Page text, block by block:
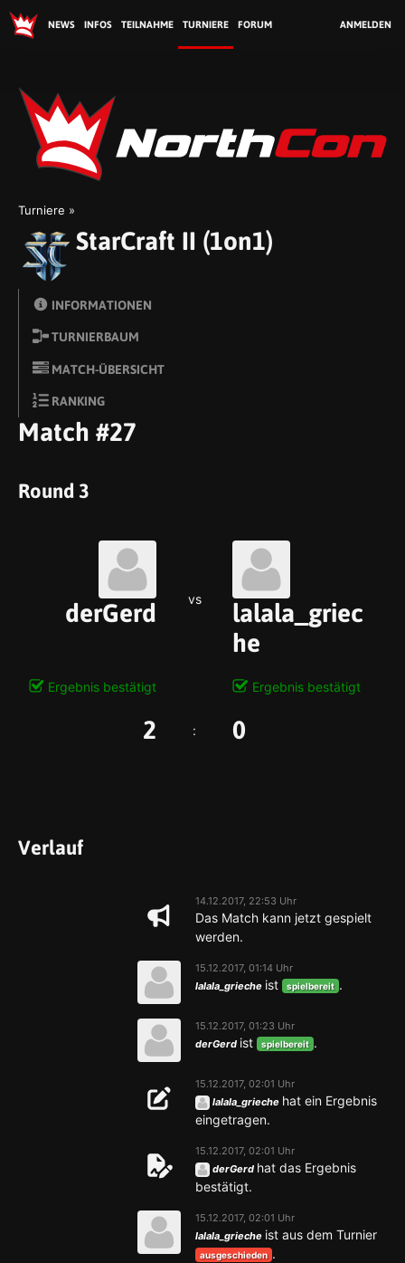
NEWS INFOS TEILNAHME TURNIERE FORUM ANMELDEN
Turniere
StarCraft II (1on1)
INFORMATIONEN
TURNIERBAUM
MATCH-ÜBERSICHT
RANKING
Match #27
Round 3
derGerd vs
lalala_griec
he
Ergebnis bestätigt Ergebnis bestätigt
2 : 0
Verlauf
14.12.2017, 22:53 Uhr
Das Match kann jetzt gespielt
werden.
15.12.2017, 01:14 Uhr
lalala_grieche ist spielbereit .
15.12.2017, 01:23 Uhr
derGerd ist spielbereit .
15.12.2017, 02:01 Uhr
lalala_grieche hat ein Ergebnis
eingetragen.
15.12.2017, 02:01 Uhr
derGerd hat das Ergebnis
bestätigt.
15.12.2017, 02:01 Uhr
lalala_grieche ist aus dem Turnier
ausgeschieden .